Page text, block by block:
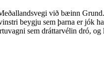
við bæinn
beygju sem þarna er jók
sem dráttarvélin dró, og